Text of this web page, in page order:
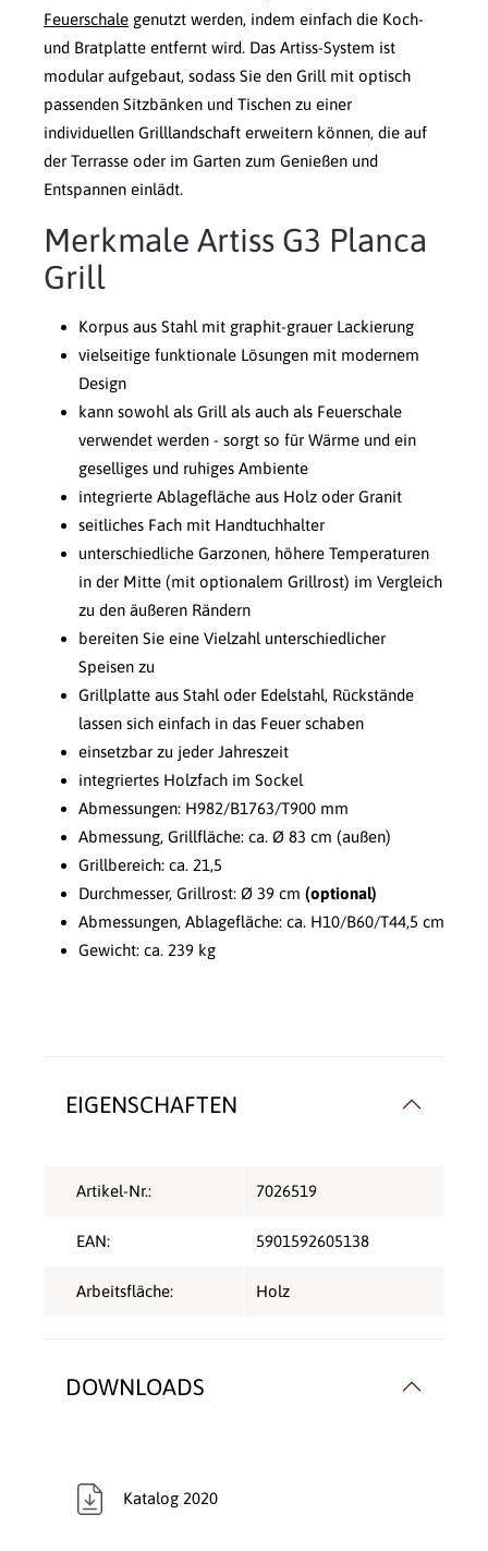
Feuerschale genutzt werden, indem einfach die Koch-
und Bratplatte entfernt wird. Das Artiss-System ist
modular aufgebaut, sodass Sie den Grill mit optisch
passenden Sitzbänken und Tischen zu einer
individuellen Grilllandschaft erweitern können, die auf
der Terrasse oder im Garten zum Genießen und
Entspannen einlädt.
Merkmale Artiss G3 Planca
Grill
Korpus aus Stahl mit graphit-grauer Lackierung
vielseitige funktionale Lösungen mit modernem
Design
kann sowohl als Grill als auch als Feuerschale
verwendet werden - sorgt so für Wärme und ein
geselliges und ruhiges Ambiente
integrierte Ablagefläche aus Holz oder Granit
seitliches Fach mit Handtuchhalter
unterschiedliche Garzonen, höhere Temperaturen
in der Mitte (mit optionalem Grillrost) im Vergleich
zu den äußeren Rändern
bereiten Sie eine Vielzahl unterschiedlicher
Speisen zu
Grillplatte aus Stahl oder Edelstahl, Rückstände
lassen sich einfach in das Feuer schaben
einsetzbar zu jeder Jahreszeit
integriertes Holzfach im Sockel
Abmessungen: H982/B1763/T900 mm
Abmessung, Grillfläche: ca. Ø 83 cm (außen)
Grillbereich: ca. 21,5
Durchmesser, Grillrost: Ø 39 cm (optional)
Abmessungen, Ablagefläche: ca. H10/B60/T44,5 cm
Gewicht: ca. 239 kg
EIGENSCHAFTEN
Artikel-Nr.: 7026519
EAN: 5901592605138
Arbeitsfläche: Holz
DOWNLOADS
Katalog 2020